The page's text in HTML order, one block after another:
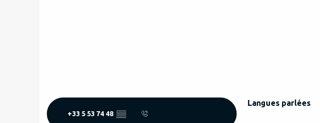
+33 5 53 74 48 ▒▒
Langues parlées
Langues parlées